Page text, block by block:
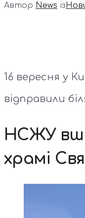
Автор News із
16 вересня у
відправили
НСЖУ
храмі